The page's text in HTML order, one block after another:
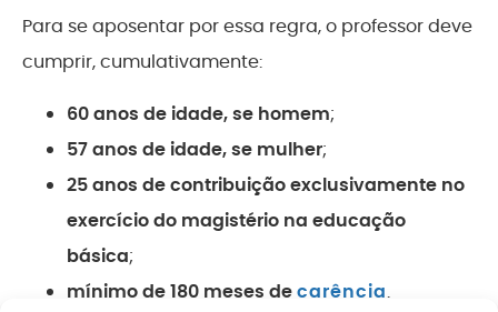
Para se aposentar por essa regra, o professor deve
cumprir, cumulativamente:
60 anos de idade, se homem;
57 anos de idade, se mulher;
25 anos de contribuição exclusivamente no
exercício do magistério na educação
básica;
mínimo de 180 meses decarência.